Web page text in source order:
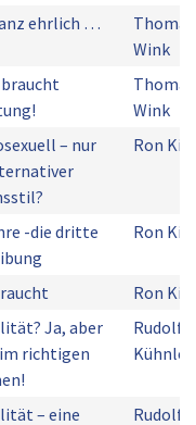
ehrlich …
Thomas
Wink
Thomas
Wink
– nur
Ron
-die dritte
Ron
Ron
Ja, aber
richtigen
Rudolf
– eine
Rudolf